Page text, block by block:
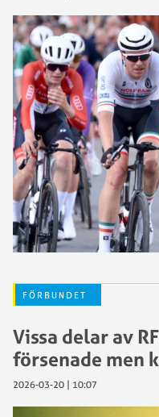
FÖRBUNDET
Vissa delar av
försenade men
2026-03-20 | 10:07